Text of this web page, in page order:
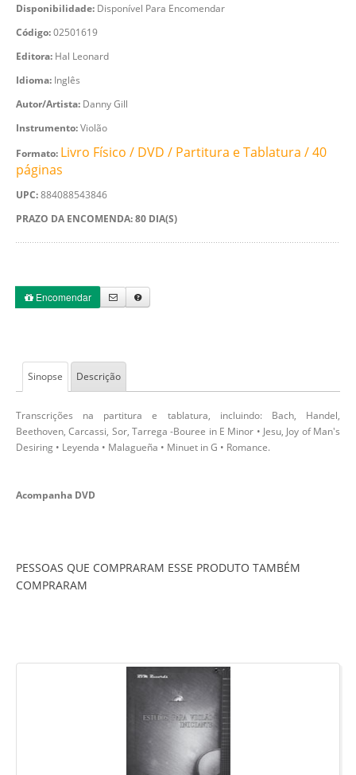
Disponibilidade: Disponível Para Encomendar
Código:02501619
Editora: Hal Leonard
Idioma: Inglês
Autor/Artista: Danny Gill
Instrumento:Violão
Formato: Livro Físico / DVD / Partitura e Tablatura / 40
páginas
UPC:884088543846
PRAZO DA ENCOMENDA: 80 DIA(S)
Encomendar
Sinopse Descrição
Transcrições na partitura e tablatura, incluindo: Bach, Handel,
Beethoven, Carcassi, Sor, Tarrega -Bouree in E Minor • Jesu, Joy of Man's
Desiring • Leyenda • Malagueña • Minuet in G • Romance.
Acompanha DVD
PESSOAS QUE COMPRARAM ESSE PRODUTO TAMBÉM
COMPRARAM